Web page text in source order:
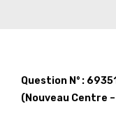
Question N° :
(Nouveau Centre